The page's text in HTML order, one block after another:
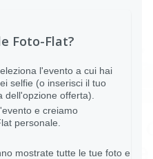
Foto-Flat?
l'evento a cui hai
selfie (o inserisci il tuo
dell'opzione offerta).
e creiamo
personale.
mostrate tutte le tue foto e